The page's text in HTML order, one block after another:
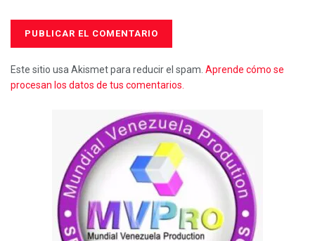
Este sitio usa Akismet para reducir el spam. Aprende cómo se
procesan los datos de tus comentarios.